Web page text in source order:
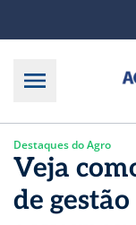
Destaques do Agro
Veja
de